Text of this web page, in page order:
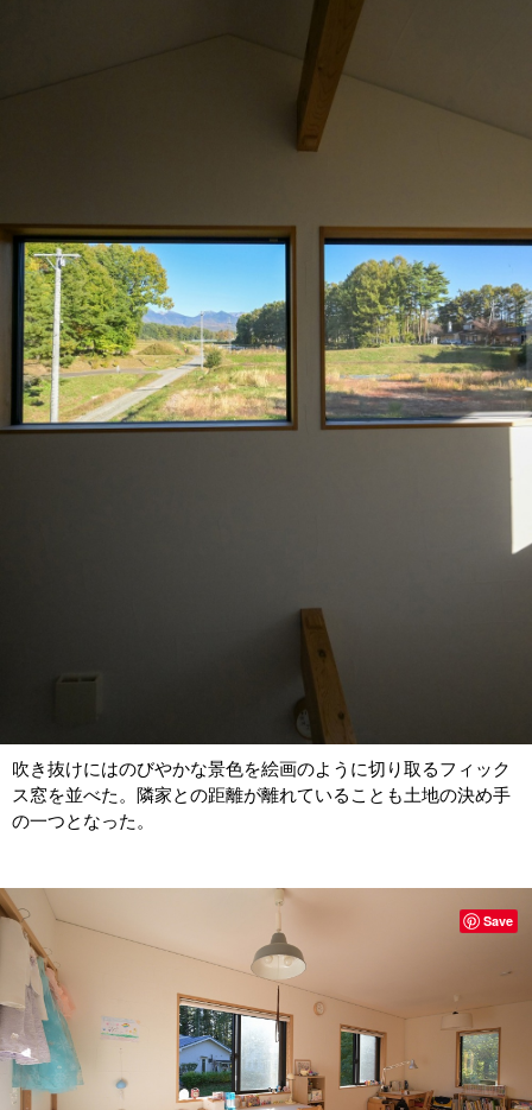
吹き抜けにはのびやかな景色を絵画のように切り取るフィック
ス窓を並べた。隣家との距離が離れていることも土地の決め手
の一つとなった。
Save